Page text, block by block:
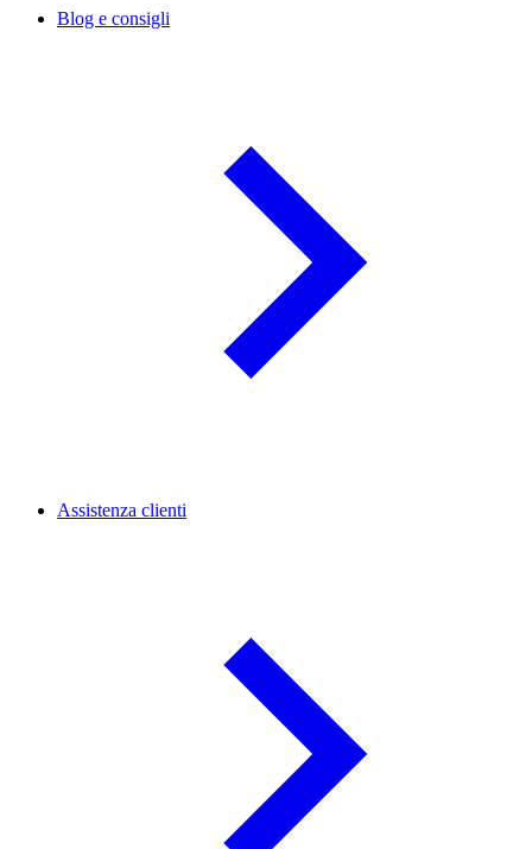
Blog e consigli
Assistenza clienti